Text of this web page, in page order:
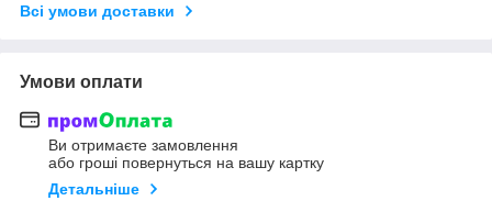
Всі умови доставки
Умови оплати
Ви отримаєте замовлення
або гроші повернуться на вашу картку
Детальніше